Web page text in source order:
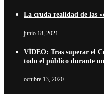
La cruda realidad de las
junio 18, 2021
VÍDEO: Tras superar el
todo el público durante
octubre 13, 2020